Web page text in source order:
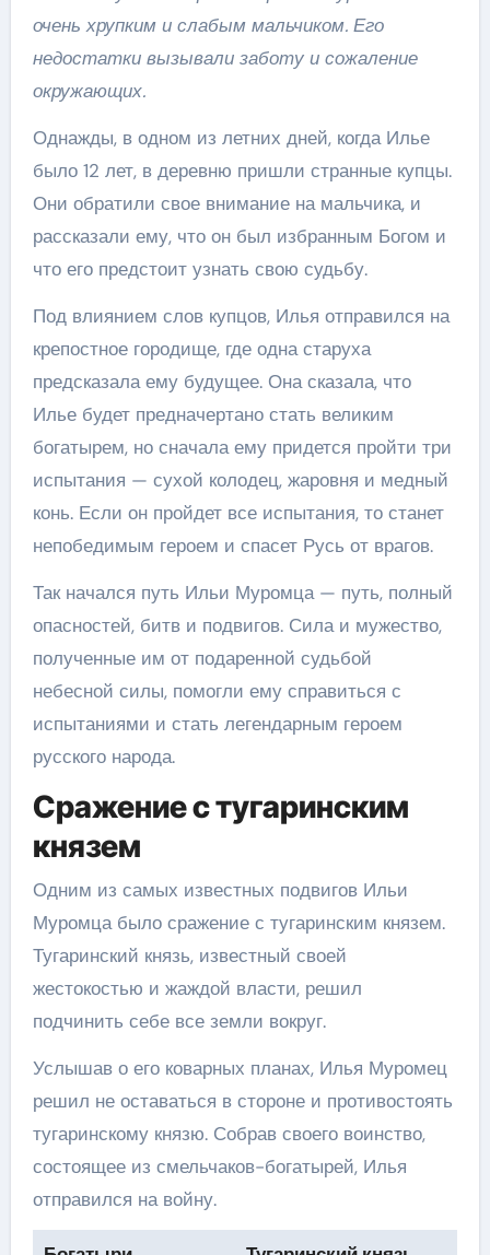
очень хрупким и слабым мальчиком. Его
недостатки вызывали заботу и сожаление
окружающих.
Однажды, в одном из летних дней, когда Илье
было 12 лет, в деревню пришли странные купцы.
Они обратили свое внимание на мальчика, и
рассказали ему, что он был избранным Богом и
что его предстоит узнать свою судьбу.
Под влиянием слов купцов, Илья отправился на
крепостное городище, где одна старуха
предсказала ему будущее. Она сказала, что
Илье будет предначертано стать великим
богатырем, но сначала ему придется пройти три
испытания — сухой колодец, жаровня и медный
конь. Если он пройдет все испытания, то станет
непобедимым героем и спасет Русь от врагов.
Так начался путь Ильи Муромца — путь, полный
опасностей, битв и подвигов. Сила и мужество,
полученные им от подаренной судьбой
небесной силы, помогли ему справиться с
испытаниями и стать легендарным героем
русского народа.
Сражение с тугаринским
князем
Одним из самых известных подвигов Ильи
Муромца было сражение с тугаринским князем.
Тугаринский князь, известный своей
жестокостью и жаждой власти, решил
подчинить себе все земли вокруг.
Услышав о его коварных планах, Илья Муромец
решил не оставаться в стороне и противостоять
тугаринскому князю. Собрав своего воинство,
состоящее из смельчаков-богатырей, Илья
отправился на войну.